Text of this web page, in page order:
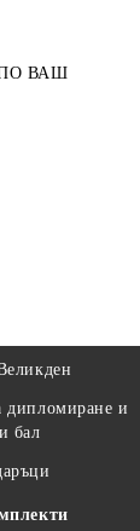
ВАШ
дипломиране и
бал